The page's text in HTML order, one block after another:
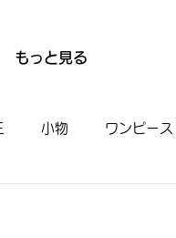
もっと見る
小物 ワンピース